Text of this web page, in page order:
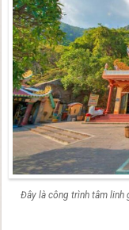
Đây là công trình tâm linh